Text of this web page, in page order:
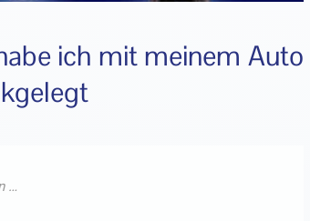
ich mit meinem Auto